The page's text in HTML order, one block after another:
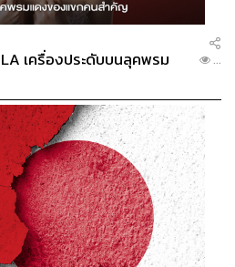
เครื่องประดับบนลุคพรม
...